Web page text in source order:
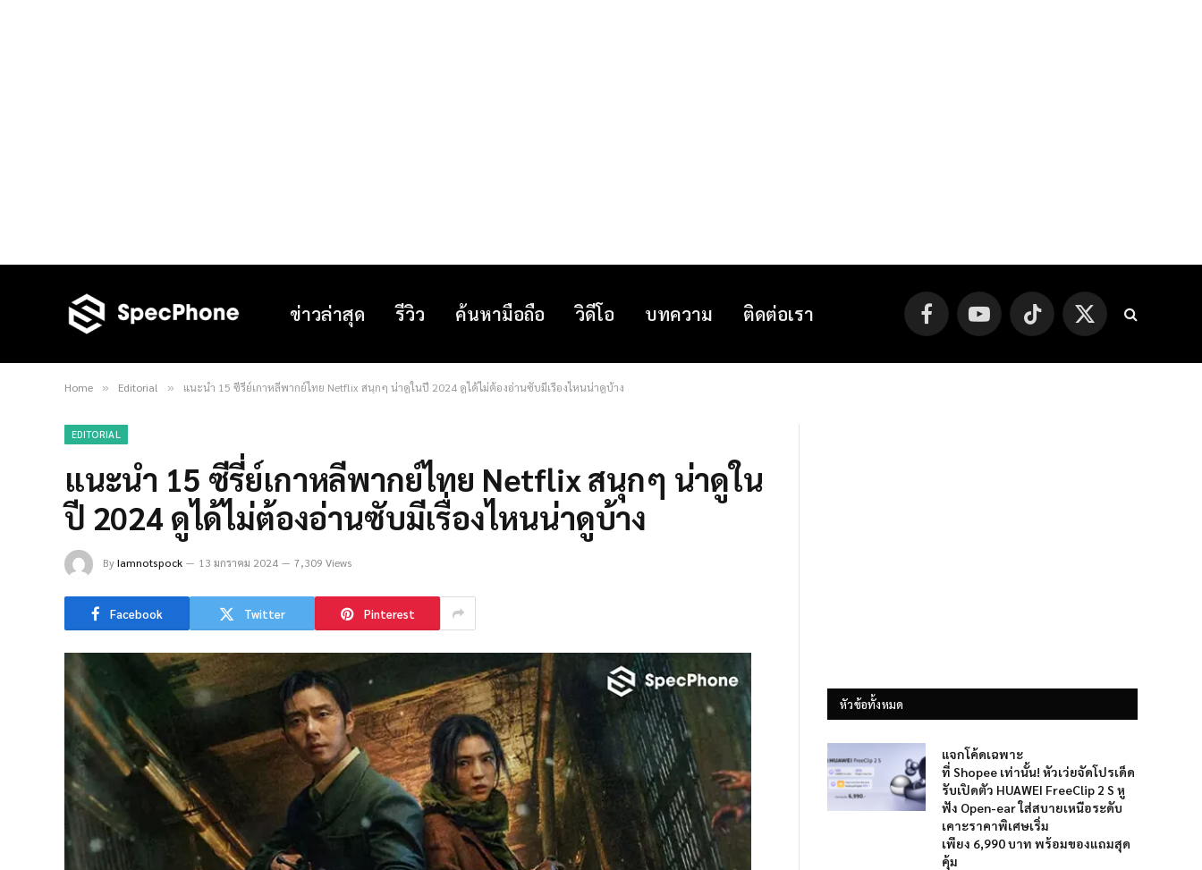
ข่าวล่าสุด รีวิว ค้นหามือถือ วิดีโอ บทความ ติดต่อเรา FacebookYouTube TikTok
X
(Twitter)
Home » Editorial » แนะนำ 15 ซีรี่ย์เกาหลีพากย์ไทย Netflix สนุกๆ น่าดูในปี 2024 ดูได้ไม่ต้องอ่านซับมีเรื่องไหนน่าดูบ้าง
EDITORIAL
แนะนำ 15 ซีรี่ย์เกาหลีพากย์ไทย Netflix สนุกๆ น่าดูใน
ปี 2024 ดูได้ไม่ต้องอ่านซับมีเรื่องไหนน่าดูบ้าง
ByIamnotspock 13 มกราคม 2024 7,309 Views
Facebook Twitter Pinterest
หัวข้อทั้งหมด
แจกโค้ดเฉพาะ
ที่ Shopee เท่านั้น! หัวเว่ยจัดโปรเด็ด
รับเปิดตัว HUAWEI FreeClip 2 S หู
ฟัง Open-ear ใส่สบายเหนือระดับ
เคาะราคาพิเศษเริ่ม
เพียง 6,990 บาท พร้อมของแถมสุด
คุ้ม